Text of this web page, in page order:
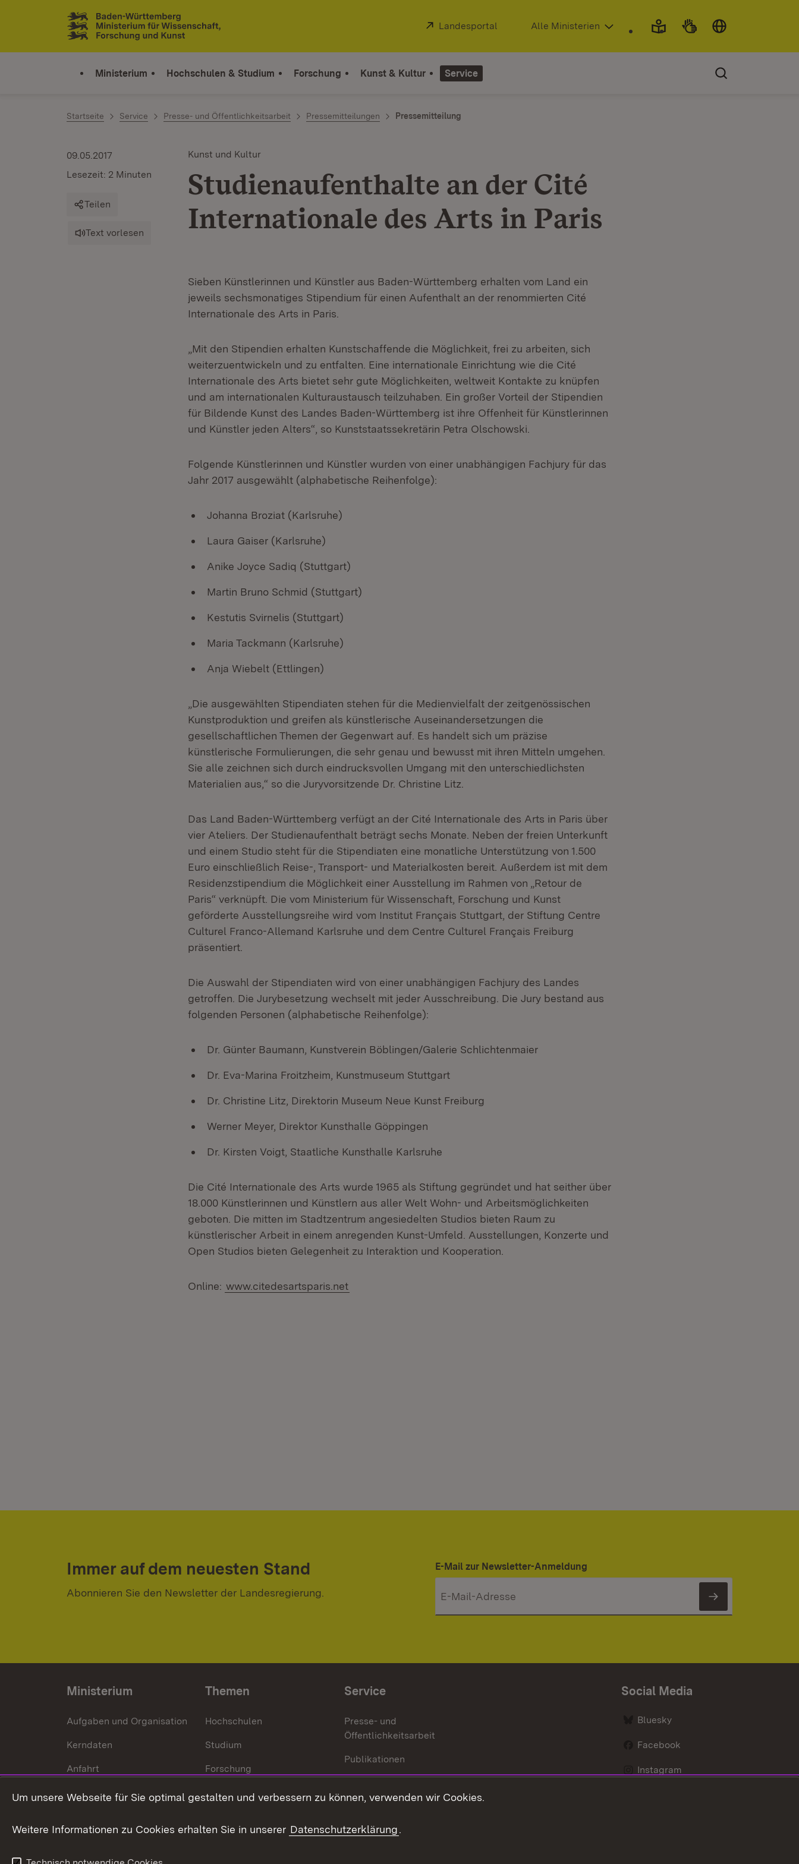
Zum Inhalt springen
Link zur Startseite
Extern:
Landesportal (Öffnet in neuem Fenster)
Alle Ministerien
Ministerium Hochschulen & Studium Forschung Kunst & Kultur Service
Startseite Service Presse- und Öffentlichkeitsarbeit Pressemitteilungen Pressemitteilung
Kunst und Kultur
Studienaufenthalte an der Cité
Internationale des Arts in Paris
09.05.2017
Lesezeit: 2 Minuten
Teilen
Text vorlesen
Sieben Künstlerinnen und Künstler aus Baden-Württemberg erhalten vom Land ein
jeweils sechsmonatiges Stipendium für einen Aufenthalt an der renommierten Cité
Internationale des Arts in Paris.
„Mit den Stipendien erhalten Kunstschaffende die Möglichkeit, frei zu arbeiten, sich
weiterzuentwickeln und zu entfalten. Eine internationale Einrichtung wie die Cité
Internationale des Arts bietet sehr gute Möglichkeiten, weltweit Kontakte zu knüpfen
und am internationalen Kulturaustausch teilzuhaben. Ein großer Vorteil der Stipendien
für Bildende Kunst des Landes Baden-Württemberg ist ihre Offenheit für Künstlerinnen
und Künstler jeden Alters“, so Kunststaatssekretärin Petra Olschowski.
Folgende Künstlerinnen und Künstler wurden von einer unabhängigen Fachjury für das
Jahr 2017 ausgewählt (alphabetische Reihenfolge):
Johanna Broziat (Karlsruhe)
Laura Gaiser (Karlsruhe)
Anike Joyce Sadiq (Stuttgart)
Martin Bruno Schmid (Stuttgart)
Kestutis Svirnelis (Stuttgart)
Maria Tackmann (Karlsruhe)
Anja Wiebelt (Ettlingen)
„Die ausgewählten Stipendiaten stehen für die Medienvielfalt der zeitgenössischen
Kunstproduktion und greifen als künstlerische Auseinandersetzungen die
gesellschaftlichen Themen der Gegenwart auf. Es handelt sich um präzise
künstlerische Formulierungen, die sehr genau und bewusst mit ihren Mitteln umgehen.
Sie alle zeichnen sich durch eindrucksvollen Umgang mit den unterschiedlichsten
Materialien aus,“ so die Juryvorsitzende Dr. Christine Litz.
Das Land Baden-Württemberg verfügt an der Cité Internationale des Arts in Paris über
vier Ateliers. Der Studienaufenthalt beträgt sechs Monate. Neben der freien Unterkunft
und einem Studio steht für die Stipendiaten eine monatliche Unterstützung von 1.500
Euro einschließlich Reise-, Transport- und Materialkosten bereit. Außerdem ist mit dem
Residenzstipendium die Möglichkeit einer Ausstellung im Rahmen von „Retour de
Paris“ verknüpft. Die vom Ministerium für Wissenschaft, Forschung und Kunst
geförderte Ausstellungsreihe wird vom Institut Français Stuttgart, der Stiftung Centre
Culturel Franco-Allemand Karlsruhe und dem Centre Culturel Français Freiburg
präsentiert.
Die Auswahl der Stipendiaten wird von einer unabhängigen Fachjury des Landes
getroffen. Die Jurybesetzung wechselt mit jeder Ausschreibung. Die Jury bestand aus
folgenden Personen (alphabetische Reihenfolge):
Dr. Günter Baumann, Kunstverein Böblingen/Galerie Schlichtenmaier
Dr. Eva-Marina Froitzheim, Kunstmuseum Stuttgart
Dr. Christine Litz, Direktorin Museum Neue Kunst Freiburg
Werner Meyer, Direktor Kunsthalle Göppingen
Dr. Kirsten Voigt, Staatliche Kunsthalle Karlsruhe
Die Cité Internationale des Arts wurde 1965 als Stiftung gegründet und hat seither über
18.000 Künstlerinnen und Künstlern aus aller Welt Wohn- und Arbeitsmöglichkeiten
geboten. Die mitten im Stadtzentrum angesiedelten Studios bieten Raum zu
künstlerischer Arbeit in einem anregenden Kunst-Umfeld. Ausstellungen, Konzerte und
Open Studios bieten Gelegenheit zu Interaktion und Kooperation.
Online: www.citedesartsparis.net
Immer auf dem neuesten Stand
Abonnieren Sie den Newsletter der Landesregierung.
E-Mail zur Newsletter-Anmeldung
Newsletter
Ministerium
Aufgaben und Organisation
Kerndaten
Anfahrt
Themen
Hochschulen
Studium
Forschung
Internationales
Service
Presse- und
Öffentlichkeitsarbeit
Publikationen
Mediathek
Ausschreibungen
Social Media
Bluesky
Facebook
Instagram
Um unsere Webseite für Sie optimal gestalten und verbessern zu können, verwenden wir Cookies.
Weitere Informationen zu Cookies erhalten Sie in unserer Datenschutzerklärung.